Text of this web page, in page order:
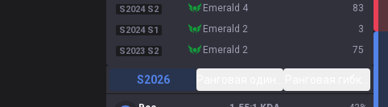
S2024 S2 emerald 4 83
S2024 S1 emerald 2 3
S2023 S2 emerald 2 75
S2026